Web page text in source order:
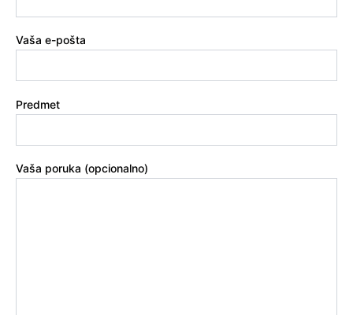
Vaša e-pošta
Predmet
Vaša poruka (opcionalno)